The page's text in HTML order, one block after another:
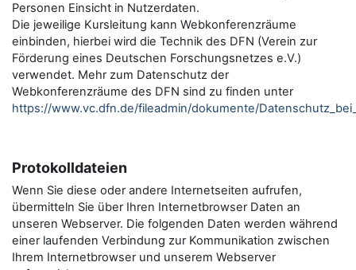
Personen Einsicht in Nutzerdaten.
Die jeweilige Kursleitung kann Webkonferenzräume
einbinden, hierbei wird die Technik des DFN (Verein zur
Förderung eines Deutschen Forschungsnetzes e.V.)
verwendet. Mehr zum Datenschutz der
Webkonferenzräume des DFN sind zu finden unter
https://www.vc.dfn.de/fileadmin/dokumente/
Protokolldateien
Wenn Sie diese oder andere Internetseiten aufrufen,
übermitteln Sie über Ihren Internetbrowser Daten an
unseren Webserver. Die folgenden Daten werden während
einer laufenden Verbindung zur Kommunikation zwischen
Ihrem Internetbrowser und unserem Webserver